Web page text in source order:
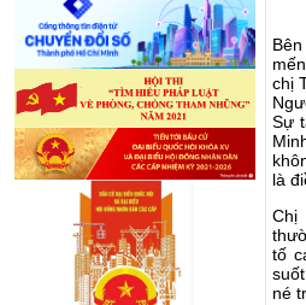
chị
Sự
là
Chị
tố
né